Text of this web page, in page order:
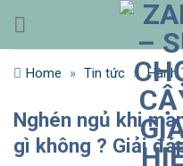
qua
nội
dungHome » Tin tức » Hành
Nghén ngủ khi
gì không ? Giải